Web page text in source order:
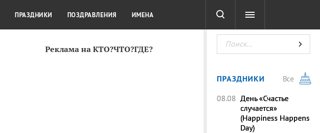
Реклама на КТО?ЧТО?ГДЕ?
КУЛЬТУРА КРАСОТА ТЕСТЫ
ПРАЗДНИКИ ПОЗДРАВЛЕНИЯ ИМЕНА
ПРАЗДНИКИ
Все
08.08 День «Счастье
случается»
(Happiness Happens
Day)